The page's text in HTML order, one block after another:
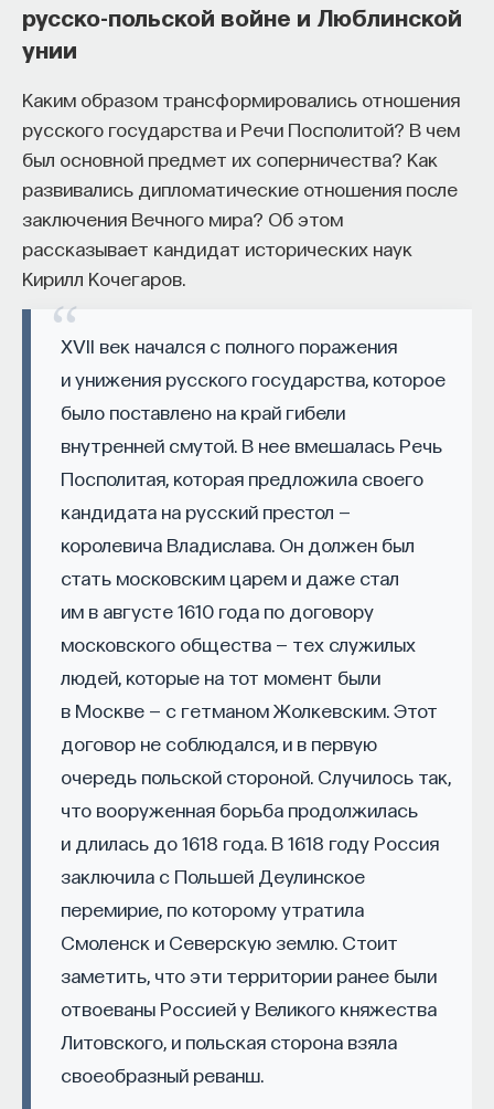
русско-польской войне и Люблинской
унии
Каким образом трансформировались отношения
русского государства и Речи Посполитой? В чем
был основной предмет их соперничества? Как
развивались дипломатические отношения после
заключения Вечного мира? Об этом
рассказывает кандидат исторических наук
Кирилл Кочегаров.
XVII век начался с полного поражения
и унижения русского государства, которое
было поставлено на край гибели
внутренней смутой. В нее вмешалась Речь
Посполитая, которая предложила своего
кандидата на русский престол —
королевича Владислава. Он должен был
стать московским царем и даже стал
им в августе 1610 года по договору
московского общества — тех служилых
людей, которые на тот момент были
в Москве — с гетманом Жолкевским. Этот
договор не соблюдался, и в первую
очередь польской стороной. Случилось так,
что вооруженная борьба продолжилась
и длилась до 1618 года. В 1618 году Россия
заключила с Польшей Деулинское
перемирие, по которому утратила
Смоленск и Северскую землю. Стоит
заметить, что эти территории ранее были
отвоеваны Россией у Великого княжества
Литовского, и польская сторона взяла
своеобразный реванш.
Основатель ПостНауки Ивар
поможет найти свою нишу
в глобальных deep tech и биотех
компаниях
В 2012 годуИвар Максутовсоздал проект
ПостНаука, который дал голос учёным и навсегда
изменил медийное пространство на русском
языке. В 2021 году в Лондоне он основал компанию
Naukka, помогающую учёным
и предпринимателям превращать их идеи
в технологии и успешные стартапы. Теперь
Naukka Talents
, рекрутинговое агентство,
созданное для поддержки специалистов,
желающих работать в глобальных инновационных
индустриях.
и его команда обнаружили, что инновационные
индустрии испытывают кадровый голод,
особенно молодые deep tech и биотех компании.
Исследование аудитории ПостНауки
подтвердило масштаб: более60%слушателей
проекта имеют STEM-образование, при этом32%
заинтересованы в работе в инновационных
компаниях, но не знают, с чего начать.
Специалисты сталкиваются с тремя ключевыми
барьерами:
Недостаток информации о глобальных
индустриях и карьерных возможностях
мешает поиску подходящих ваканси; ​
Непрозрачные механизмы в инновационных
компаниях усложняют процесс